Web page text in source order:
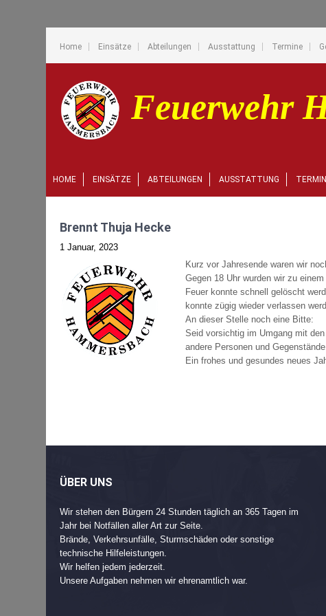
Home Einsätze Abteilungen Ausstattung Termine
HOME EINSÄTZE ABTEILUNGEN AUSSTATTUNG
Brennt Thuja Hecke
1 Januar, 2023
Kurz vor Jahresende waren wir
Gegen 18 Uhr wurden wir zu
Feuer konnte schnell gelöscht
konnte zügig wieder verlassen
An dieser Stelle noch eine Bitte:
Seid vorsichtig im Umgang mit
andere Personen und Gegenstände.
Ein frohes und gesundes neues
ÜBER UNS
Wir stehen den Bürgern 24 Stunden täglich an 365 Tagen im
Jahr bei Notfällen aller Art zur Seite.
Brände, Verkehrsunfälle, Sturmschäden oder sonstige
technische Hilfeleistungen.
Wir helfen jedem jederzeit.
Unsere Aufgaben nehmen wir ehrenamtlich war.